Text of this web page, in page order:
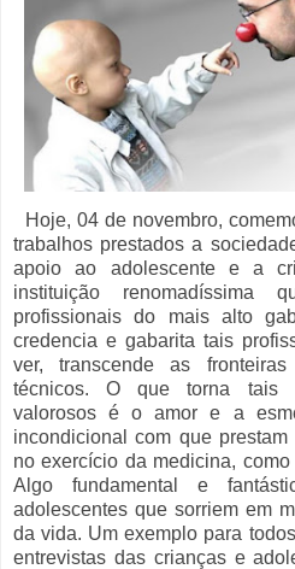
Hoje, 04 de novembro,
trabalhos prestados a
apoio ao adolescente e a
instituição
profissionais do mais alto
credencia e gabarita tais
ver, transcende as
técnicos. O que torna tais
valorosos é o amor e a
incondicional com que
no exercício da medicina,
Algo fundamental e
adolescentes que sorriem em
da vida. Um exemplo para
entrevistas das crianças e